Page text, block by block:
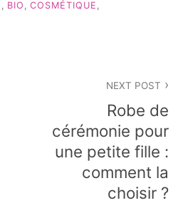
BIO COSMÉTIQUE
NEXT POST
Robe de
cérémonie pour
une petite fille :
comment la
choisir ?